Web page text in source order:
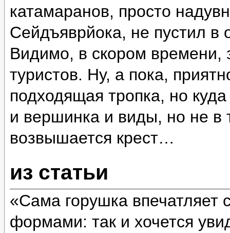
катамаранов, просто
Сейдъяврйока, не пустил в
Видимо, в скором времени,
туристов. Ну, а пока,
подходящая тропка, но
и вершинка и виды, но не в
возвышается крест…
из статьи
«Сама горушка
формами: так и хочется